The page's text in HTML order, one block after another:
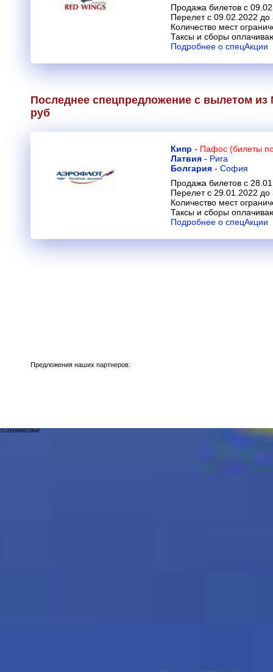
Продажа билетов с
Перелет с 09.02.2022 до
Количество мест
Таксы и сборы
Подробнее о спецАкции
Последнее спецпредложение с вылетом
руб
Кипр - Пафос (билеты
Латвия - Рига
Болгария - София
Продажа билетов с
Перелет с 29.01.2022 до
Количество мест
Таксы и сборы
Подробнее о спецАкции
Предложения наших партнеров:
!!1.0350880622864!!